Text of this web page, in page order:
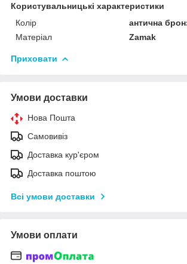
Користувальницькі характеристики
Колір
антична
Матеріал
Zamak
Приховати
Умови доставки
Нова Пошта
Самовивіз
Доставка кур'єром
Доставка поштою
Всі умови доставки
Умови оплати